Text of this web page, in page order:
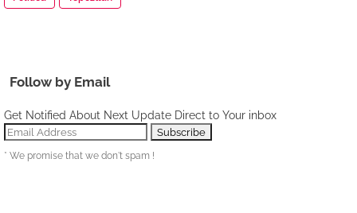
Follow by Email
Get Notified About Next Update Direct to Your inbox
* We promise that we don't spam !